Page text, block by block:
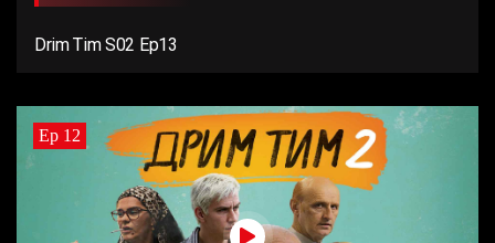
Drim Tim S02 Ep13
Ep 12